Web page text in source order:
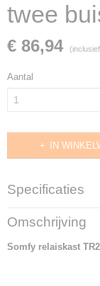
twee
€ 86,94
Aantal
IN
Specificaties
Productcode
1822200
Productcode
Omschrijving
Somfy relaiskast